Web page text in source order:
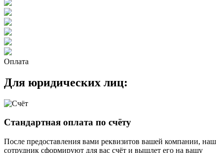
Оплата
Для юридических лиц:
Стандартная оплата по счёту
После предоставления вами реквизитов вашей компании, наш
сотрудник сформируют для вас счёт и вышлет его на вашу